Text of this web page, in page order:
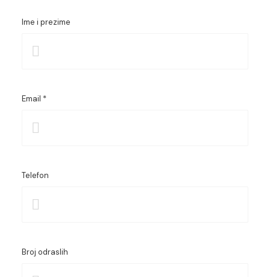
Ime i prezime
Email *
Telefon
Broj odraslih